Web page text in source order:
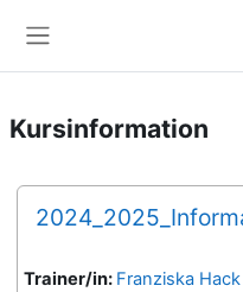
Kursinformation
Trainer/in: Franziska Hack